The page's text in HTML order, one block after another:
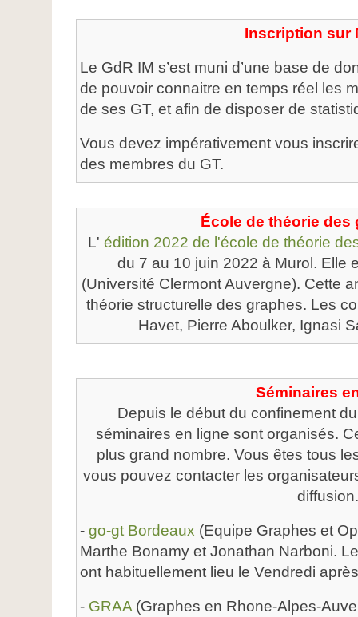
Inscription sur
Le GdR IM s’est muni d’une base de
de pouvoir connaitre en temps réel les
de ses GT, et afin de disposer de
Vous devez impérativement vous
des membres du GT.
École de théorie des
L' édition 2022 de l'école de théorie
du 7 au 10 juin 2022 à Murol. Elle
(Université Clermont Auvergne). Cette
théorie structurelle des graphes. Les
Havet, Pierre Aboulker, Ignasi
Séminaires
Depuis le début du confinement
séminaires en ligne sont organisés.
plus grand nombre. Vous êtes tous
vous pouvez contacter les
diffusion.
- go-gt Bordeaux (Equipe Graphes et
Marthe Bonamy et Jonathan Narboni.
ont habituellement lieu le Vendredi
- GRAA (Graphes en Rhone-Alpes-